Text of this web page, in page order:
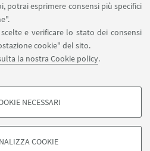
potrai esprimere consensi più specifici
e verificare lo stato dei consensi
cookie" del sito.
la nostra Cookie policy.
- FACOLTATIVI
loro comportamento sul sito, per analisi
NECESSARI
COOKIE
Fugazzaro
una mail